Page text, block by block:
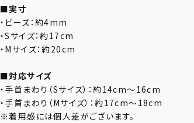
■実寸
・ビーズ：約4mm
・Sサイズ：約17cm
・Mサイズ：約20cm
■対応サイズ
・手首まわり（Sサイズ）：約14cm～16cm
・手首まわり（Mサイズ）：約17cm～18cm
※着用感には個人差がございます。